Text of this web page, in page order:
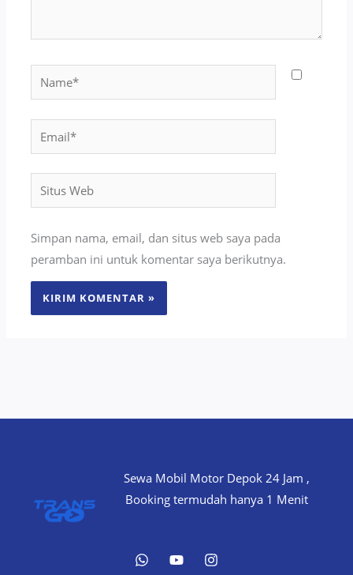
Name*
Situs
Web
Simpan nama, email, dan situs web saya pada
peramban ini untuk komentar saya berikutnya.
Sewa Mobil Motor Depok 24 Jam ,
Booking termudah hanya 1 Menit